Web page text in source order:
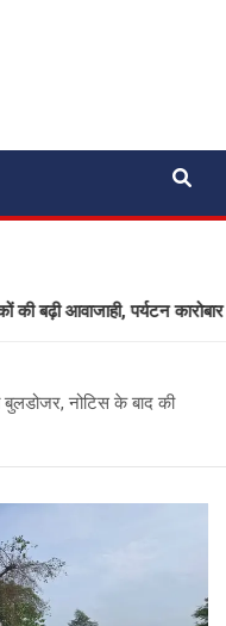
पर्यटन कारोबार में लौटी रौनक
नोटिस के बाद की